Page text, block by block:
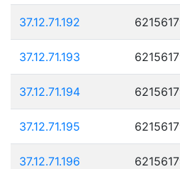
37.12.71.192
37.12.71.193
37.12.71.194
37.12.71.195
37.12.71.196